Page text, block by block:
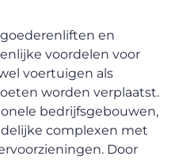
en
voordelen voor
voertuigen als
worden verplaatst.
bedrijfsgebouwen,
complexen met
Door